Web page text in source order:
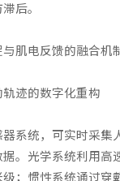
后。
肌电反馈的融合机
迹的数字化重构
系统，可实时采集
。光学系统利用高
；惯性系统通过穿